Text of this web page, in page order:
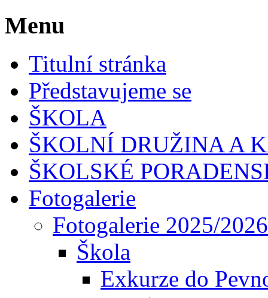
Menu
Titulní stránka
Představujeme se
ŠKOLA
ŠKOLNÍ DRUŽINA A
ŠKOLSKÉ
Fotogalerie
Fotogalerie 2025/2026
Škola
Exkurze do